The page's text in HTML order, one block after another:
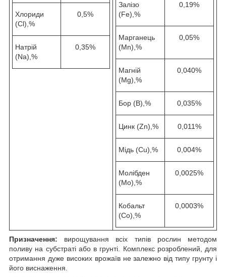
Хлориди
(Cl),%
0,5%
Натрій
(Na),%
0,35%
Залізо
(Fe),%
0,19%
Марганець
(Mn),%
0,05%
Магній
(Mg),%
0,040%
Бор (B),% 0,035%
Цинк (Zn),% 0,011%
Мідь (Cu),% 0,004%
Молібден
(Mo),%
0,0025%
Кобальт
(Co),%
0,0003%
Призначення: вирощування всіх типів рослин методом
поливу на субстраті або в грунті. Комплекс розроблений, для
отримання дуже високих врожаїв не залежно від типу грунту і
його виснаження.